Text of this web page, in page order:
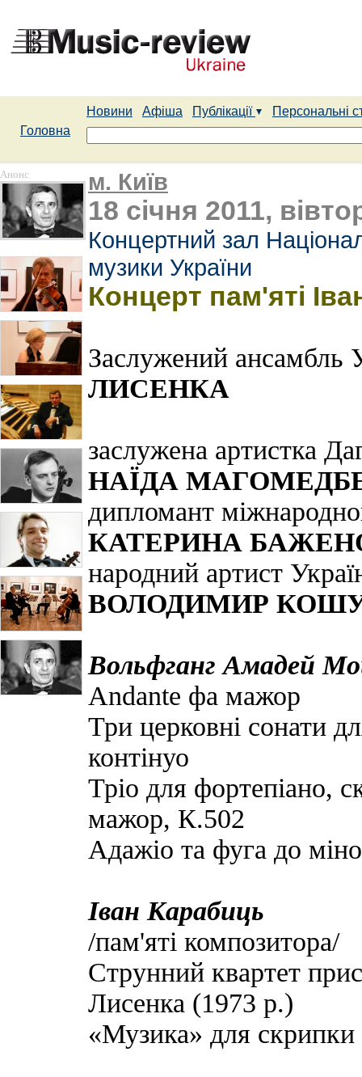
Новини Афіша Публікації
Персональні
Головна
Анонс м. Київ
18 січня 2011,
Концертний зал
музики України
Концерт пам'яті
Заслужений ансамбль
ЛИСЕНКА
заслужена артистка
НАЇДА
дипломант
КАТЕРИНА
народний артист
ВОЛОДИМИР
Вольфганг Амадей
Andante фа мажор
Три церковні сонати
контінуо
Тріо для фортепіано,
мажор, К.502
Адажіо та фуга до
Іван Карабиць
/пам'яті композитора/
Струнний квартет
Лисенка (1973 р.)
«Музика» для скрипки